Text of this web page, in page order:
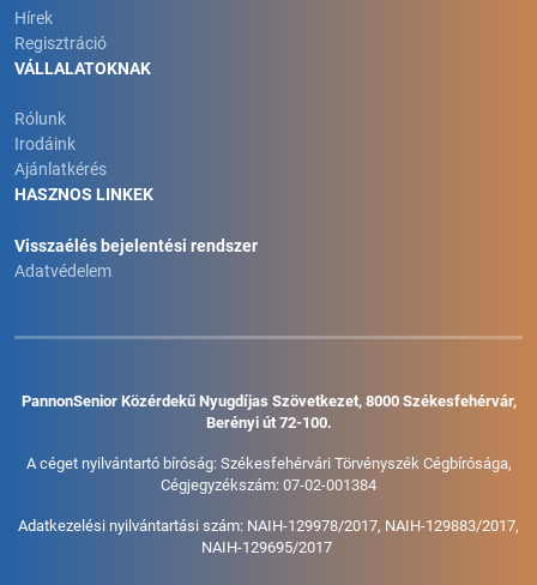
Hírek
Regisztráció
VÁLLALATOKNAK
Rólunk
Irodáink
Ajánlatkérés
HASZNOS LINKEK
Visszaélés bejelentési rendszer
Adatvédelem
PannonSenior Közérdekű Nyugdíjas Szövetkezet, 8000 Székesfehérvár,
Berényi út 72-100.
A céget nyilvántartó bíróság: Székesfehérvári Törvényszék Cégbírósága,
Cégjegyzékszám: 07-02-001384
Adatkezelési nyilvántartási szám: NAIH-129978/2017, NAIH-129883/2017,
NAIH-129695/2017